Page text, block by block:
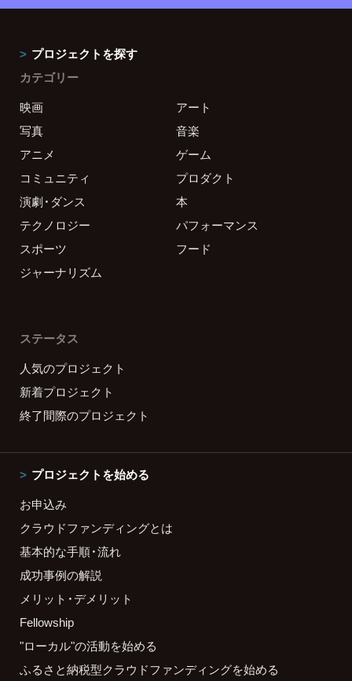
プロジェクトを探す
カテゴリー
映画
アート
写真
音楽
アニメ
ゲーム
コミュニティ
プロダクト
演劇・ダンス
本
テクノロジー
パフォーマンス
スポーツ
フード
ジャーナリズム
ステータス
人気のプロジェクト
新着プロジェクト
終了間際のプロジェクト
プロジェクトを始める
お申込み
クラウドファンディングとは
基本的な手順・流れ
成功事例の解説
メリット・デメリット
Fellowship
"ローカル"の活動を始める
ふるさと納税型クラウドファンディングを始める